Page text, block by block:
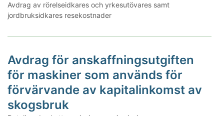
Avdrag av rörelseidkares och yrkesutövares samt
jordbruksidkares resekostnader
Avdrag för anskaffningsutgiften
för maskiner som används för
förvärvande av kapitalinkomst av
skogsbruk